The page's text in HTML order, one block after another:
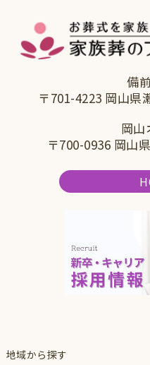
備
〒701-4223 岡山県
岡山
〒700-0936 岡山
地域から探す